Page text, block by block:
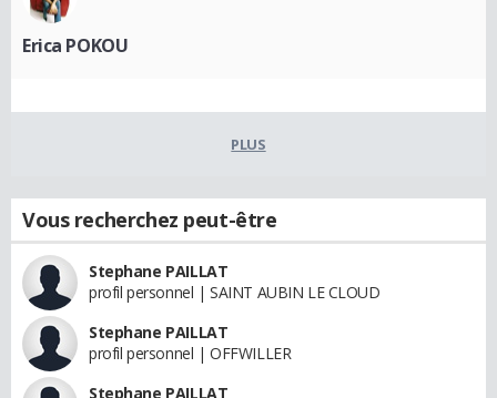
Erica POKOU
PLUS
Vous recherchez peut-être
Stephane PAILLAT
profil personnel | SAINT AUBIN LE CLOUD
Stephane PAILLAT
profil personnel | OFFWILLER
Stephane PAILLAT